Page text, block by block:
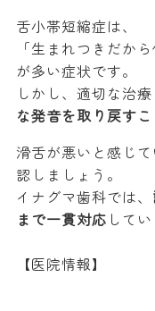
舌小帯短縮症は、
「生まれつきだか
が多い症状です。
しかし、適切な治
な発音を取り戻す
滑舌が悪いと感じ
認しましょう。
イナグマ歯科では、
まで一貫対応 してい
【医院情報】